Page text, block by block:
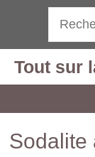
contenu
Tout sur
Sodalite